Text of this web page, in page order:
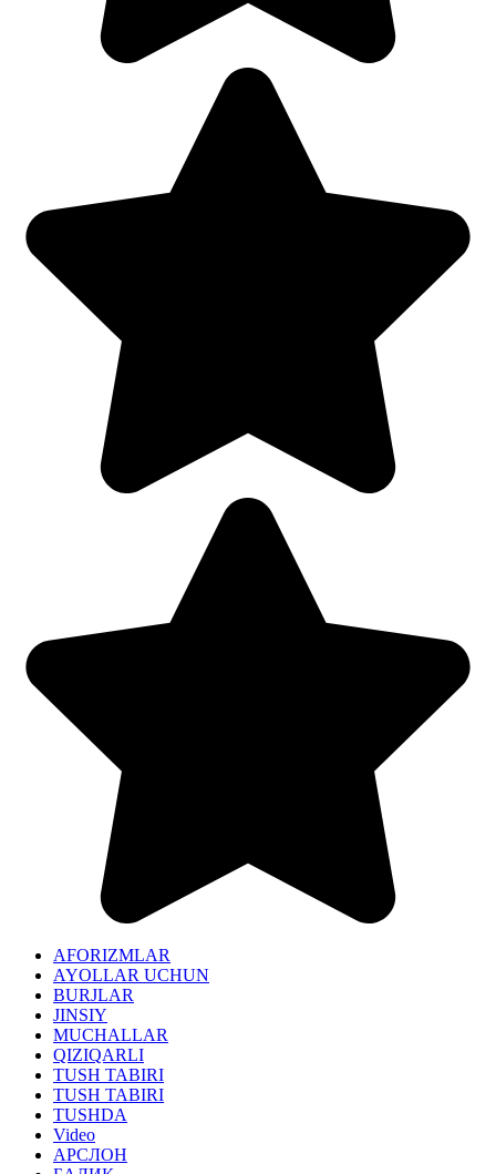
AFORIZMLAR
AYOLLAR UCHUN
BURJLAR
JINSIY
MUCHALLAR
QIZIQARLI
TUSH TABIRI
TUSH TABIRI
TUSHDA
Video
АРСЛОН